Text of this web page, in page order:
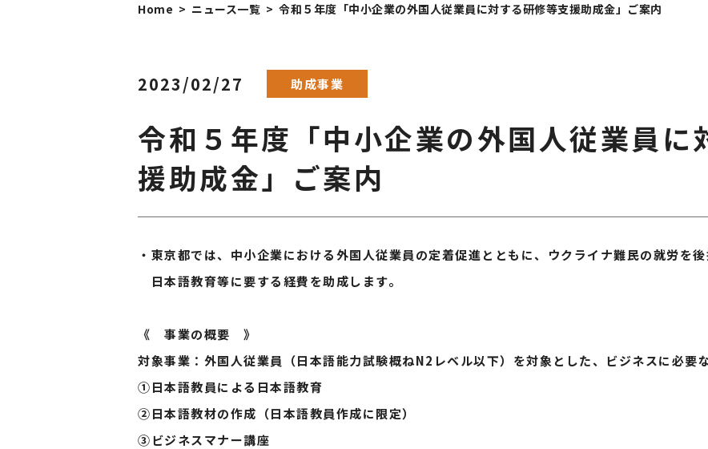
Home ニュース一覧 令和５年度「中小企業の外国人従業員に対する研修等支援助成金」ご案内
2023/02/27 助成事業
令和５年度「中小企業の外国人従業員に
援助成金」ご案内
・東京都では、中小企業における外国人従業員の定着促進とともに、ウクライナ難民の就労を
日本語教育等に要する経費を助成します。
《 事業の概要 》
対象事業：外国人従業員（日本語能力試験概ねN2レベル以下）を対象とした、ビジネスに必要
①日本語教員による日本語教育
②日本語教材の作成（日本語教員作成に限定）
③ビジネスマナー講座